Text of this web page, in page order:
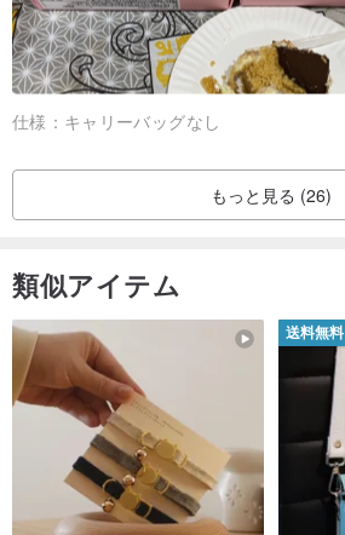
仕様： キャリーバッグなし
もっと見る (26)
類似アイテム
送料無料